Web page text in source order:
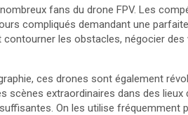
fans du drone FPV. Les
compliqués demandant une
les obstacles, négocier
ces drones sont également
scènes extraordinaires dans des
On les utilise fréquemment